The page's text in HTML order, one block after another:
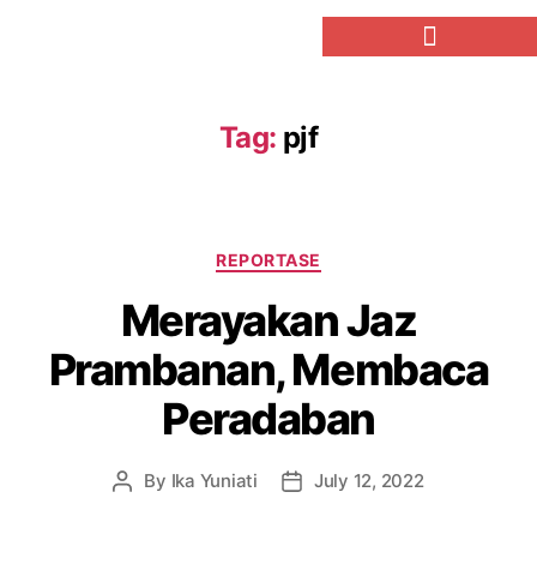
Tag: pjf
REPORTASE
Merayakan Jaz
Prambanan, Membaca
Peradaban
By Ika Yuniati July 12, 2022